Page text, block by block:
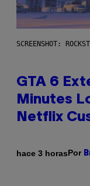
SCREENSHOT:
GTA 6
Minutes
Netflix
hace 3 horasPor